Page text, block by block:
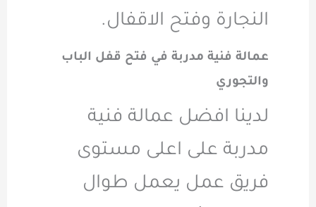
النجارة وفتح الاقفال.
عمالة فنية مدربة في فتح قفل الباب
والتجوري
لدينا افضل عمالة فنية
مدربة على اعلى مستوى
فريق عمل يعمل طوال